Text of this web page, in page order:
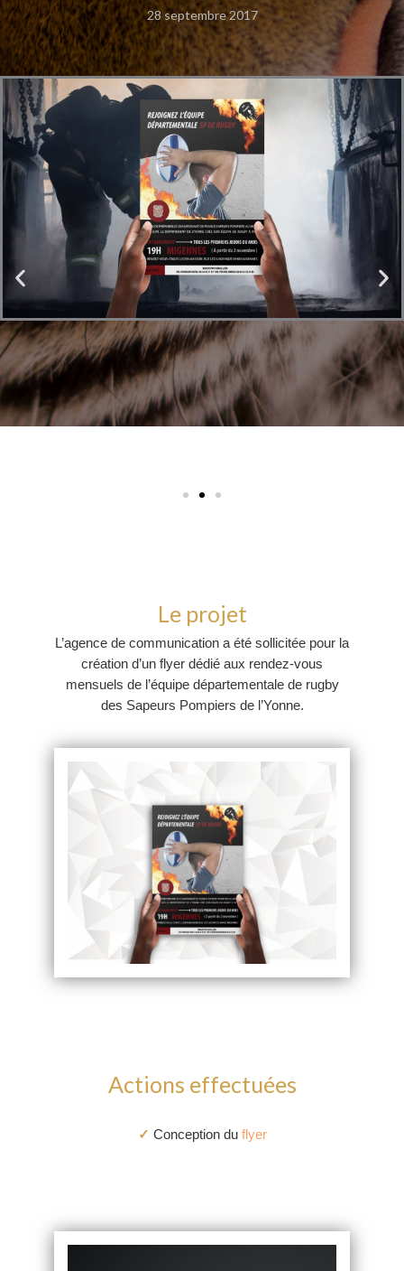
28 septembre 2017
Le projet
L’agence de communication a été sollicitée pour la
création d’un flyer dédié aux rendez-vous
mensuels de l’équipe départementale de rugby
des Sapeurs Pompiers de l’Yonne.
Actions effectuées
✓ Conception du flyer